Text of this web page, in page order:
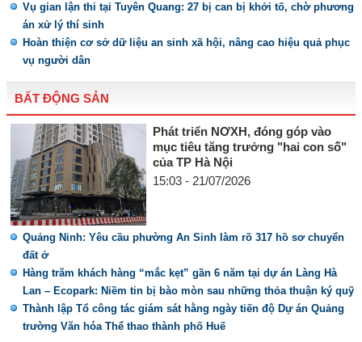
Vụ gian lận thi tại Tuyên Quang: 27 bị can bị khởi tố, chờ phương
án xử lý thí sinh
Hoàn thiện cơ sở dữ liệu an sinh xã hội, nâng cao hiệu quả phục
vụ người dân
BẤT ĐỘNG SẢN
Phát triển NƠXH, đóng góp vào
mục tiêu tăng trưởng "hai con số"
của TP Hà Nội
15:03 - 21/07/2026
Quảng Ninh: Yêu cầu phường An Sinh làm rõ 317 hồ sơ chuyển
đất ở
Hàng trăm khách hàng “mắc kẹt” gần 6 năm tại dự án Làng Hà
Lan – Ecopark: Niềm tin bị bào mòn sau những thỏa thuận ký quỹ
Thành lập Tổ công tác giám sát hằng ngày tiến độ Dự án Quảng
trường Văn hóa Thể thao thành phố Huế